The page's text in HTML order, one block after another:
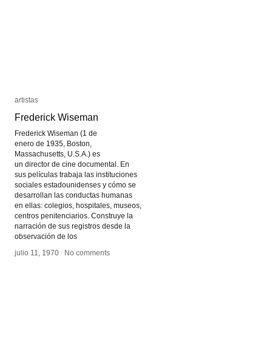
artistas
Frederick Wiseman
Frederick Wiseman (1 de
enero de 1935, Boston,
Massachusetts, U.S.A.) es
un director de cine documental. En
sus películas trabaja las instituciones
sociales estadounidenses y cómo se
desarrollan las conductas humanas
en ellas: colegios, hospitales, museos,
centros penitenciarios. Construye la
narración de sus registros desde la
observación de los
julio 11, 1970 / No comments
artistas
Frederick Wiseman
julio 11, 1970 / No comments